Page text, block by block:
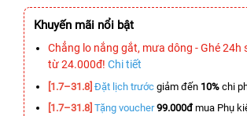
Khuyến mãi nổi bật
Chẳng lo nắng gắt, mưa dông - Ghé 24h
từ 24.000đ! Chi tiết
[1.7–31.8] Đặt lịch trước giảm đến 10% chi
[1.7–31.8] Tặng voucher 99.000đmua Phụ